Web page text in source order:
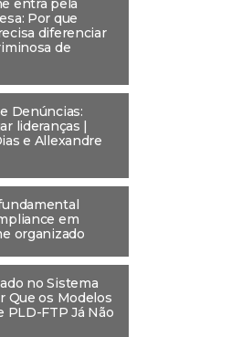
entra pela
Por que
diferenciar
de
Denúncias:
lideranças |
e Allexandre
em
organizado
no Sistema
Que os Modelos
PLD-FTP Já Não